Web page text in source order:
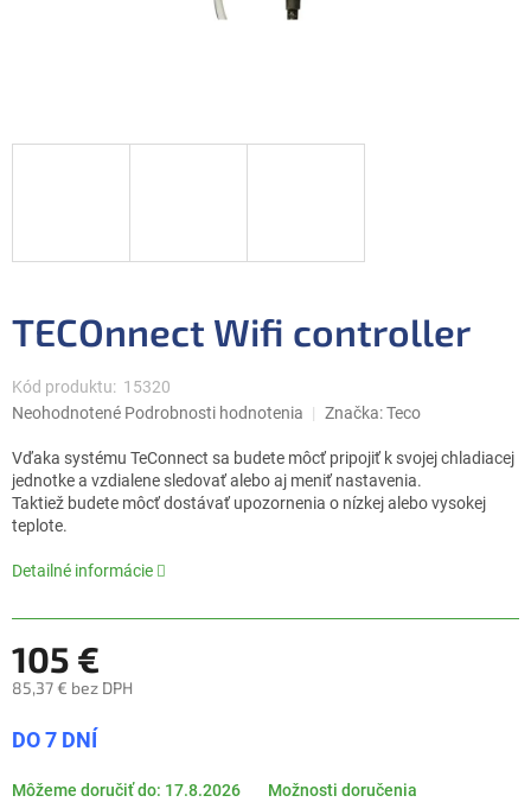
TECOnnect Wifi controller
Kód produktu: 15320
Priemerné
produktu
je
0,0
z
hviezdičiek.
Neohodnotené Podrobnosti hodnotenia Značka:Teco
Vďaka systému TeConnect sa budete môcť pripojiť k svojej chladiacej
jednotke a vzdialene sledovať alebo aj meniť nastavenia.
Taktiež budete môcť dostávať upozornenia o nízkej alebo vysokej
teplote.
Detailné informácie
105 €
85,37 € bez DPH
cena:
DO 7 DNÍ
Môžeme doručiť do: 17.8.2026 Možnosti doručenia